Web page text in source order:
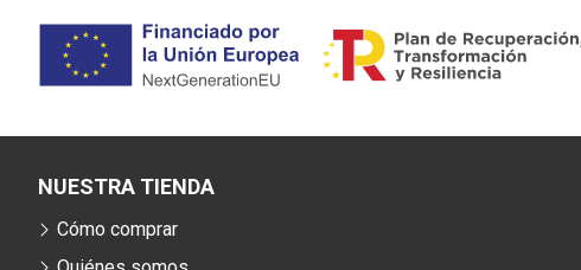
NUESTRA TIENDA
Cómo comprar